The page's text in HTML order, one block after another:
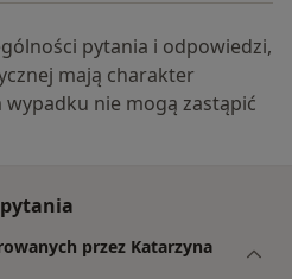
pytania i odpowiedzi,
mają charakter
nie mogą zastąpić
przez Katarzyna